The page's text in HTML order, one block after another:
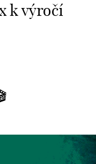
k výročí